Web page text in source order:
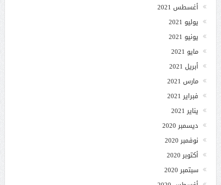
أغسطس 2021
يوليو 2021
يونيو 2021
مايو 2021
أبريل 2021
مارس 2021
فبراير 2021
يناير 2021
ديسمبر 2020
نوفمبر 2020
أكتوبر 2020
سبتمبر 2020